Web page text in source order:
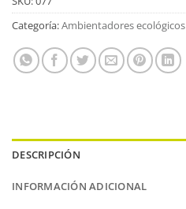
Categoría:Ambientadores ecológicos
DESCRIPCIÓN
INFORMACIÓN ADICIONAL